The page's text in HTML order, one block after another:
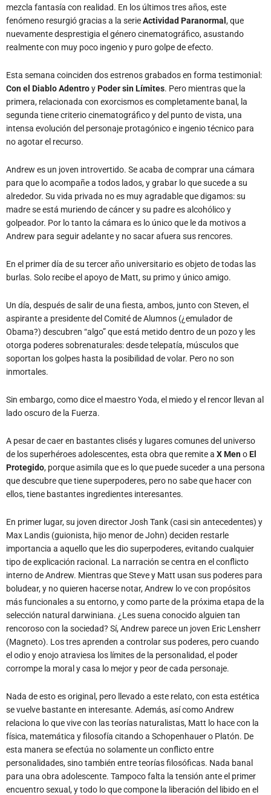
mezcla fantasía con realidad. En los últimos tres años, este
fenómeno resurgió gracias a la serieActividad Paranormal , que
nuevamente desprestigia el género cinematográfico, asustando
realmente con muy poco ingenio y puro golpe de efecto.
Esta semana coinciden dos estrenos grabados en forma testimonial:
Con el Diablo AdentroyPoder sin Límites. Pero mientras que la
primera, relacionada con exorcismos es completamente banal, la
segunda tiene criterio cinematográfico y del punto de vista, una
intensa evolución del personaje protagónico e ingenio técnico para
no agotar el recurso.
Andrew es un joven introvertido. Se acaba de comprar una cámara
para que lo acompañe a todos lados, y grabar lo que sucede a su
alrededor. Su vida privada no es muy agradable que digamos: su
madre se está muriendo de cáncer y su padre es alcohólico y
golpeador. Por lo tanto la cámara es lo único que le da motivos a
Andrew para seguir adelante y no sacar afuera sus rencores.
En el primer día de su tercer año universitario es objeto de todas las
burlas. Solo recibe el apoyo de Matt, su primo y único amigo.
Un día, después de salir de una fiesta, ambos, junto con Steven, el
aspirante a presidente del Comité de Alumnos (¿emulador de
Obama?) descubren “algo” que está metido dentro de un pozo y les
otorga poderes sobrenaturales: desde telepatía, músculos que
soportan los golpes hasta la posibilidad de volar. Pero no son
inmortales.
Sin embargo, como dice el maestro Yoda, el miedo y el rencor llevan al
lado oscuro de la Fuerza.
A pesar de caer en bastantes clisés y lugares comunes del universo
de los superhéroes adolescentes, esta obra que remite a X MenoEl
Protegido, porque asimila que es lo que puede suceder a una persona
que descubre que tiene superpoderes, pero no sabe que hacer con
ellos, tiene bastantes ingredientes interesantes.
En primer lugar, su joven director Josh Tank (casi sin antecedentes) y
Max Landis (guionista, hijo menor de John) deciden restarle
importancia a aquello que les dio superpoderes, evitando cualquier
tipo de explicación racional. La narración se centra en el conflicto
interno de Andrew. Mientras que Steve y Matt usan sus poderes para
boludear, y no quieren hacerse notar, Andrew lo ve con propósitos
más funcionales a su entorno, y como parte de la próxima etapa de la
selección natural darwiniana. ¿Les suena conocido alguien tan
rencoroso con la sociedad? Sí, Andrew parece un joven Eric Lensherr
(Magneto). Los tres aprenden a controlar sus poderes, pero cuando
el odio y enojo atraviesa los límites de la personalidad, el poder
corrompe la moral y casa lo mejor y peor de cada personaje.
Nada de esto es original, pero llevado a este relato, con esta estética
se vuelve bastante en interesante. Además, así como Andrew
relaciona lo que vive con las teorías naturalistas, Matt lo hace con la
física, matemática y filosofía citando a Schopenhauer o Platón. De
esta manera se efectúa no solamente un conflicto entre
personalidades, sino también entre teorías filosóficas. Nada banal
para una obra adolescente. Tampoco falta la tensión ante el primer
encuentro sexual, y todo lo que compone la liberación del libido en el